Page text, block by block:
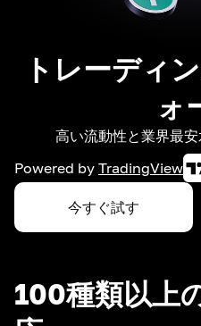
トレーディ
ォ
高い流動性と業界最
Powered by TradingView
今すぐ試す
100種類以上